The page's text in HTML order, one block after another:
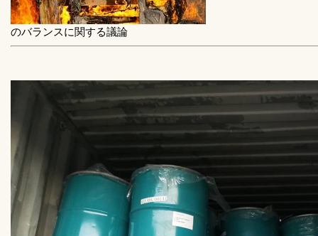
のバランスに関する議論